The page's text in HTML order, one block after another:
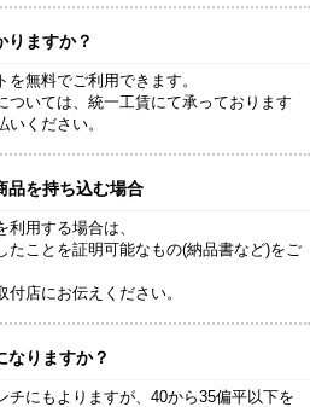
りますか？
無料でご利用できます。
ついては、統一工賃にて承っております
ください。
品を持ち込む場合
用する場合は、
たことを証明可能なもの(納品書など)をご
付店にお伝えください。
なりますか？
チにもよりますが、40から35偏平以下を